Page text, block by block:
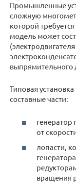
Промышленные
сложную
которой
модель может
выпрямительного
Типовая
составные части:
генератор
от
лопасти,
вращения